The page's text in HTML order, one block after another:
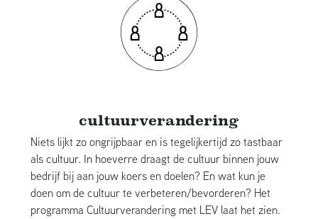
cultuurverandering
Niets lijkt zo ongrijpbaar en is tegelijkertijd zo tastbaar
als cultuur. In hoeverre draagt de cultuur binnen jouw
bedrijf bij aan jouw koers en doelen? En wat kun je
doen om de cultuur te verbeteren/bevorderen? Het
programma Cultuurverandering met LEV laat het zien.